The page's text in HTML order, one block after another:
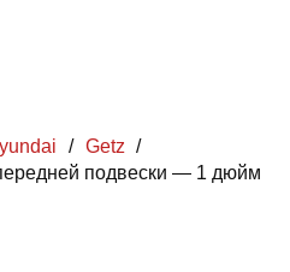
/ Getz /
подвески — 1 дюйм